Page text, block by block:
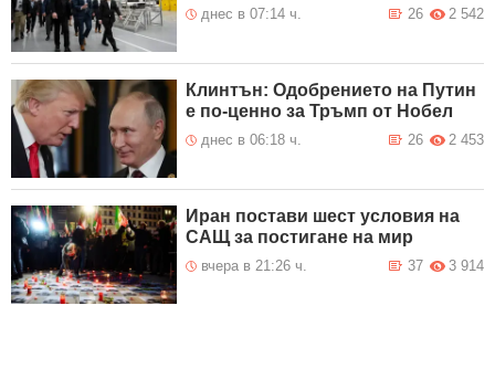
днес в 07:14 ч. 2 542
26
Клинтън: Одобрението на Путин
е по-ценно за Тръмп от Нобел
днес в 06:18 ч. 2 453
26
Иран постави шест условия на
САЩ за постигане на мир
вчера в 21:26 ч. 3 914
37